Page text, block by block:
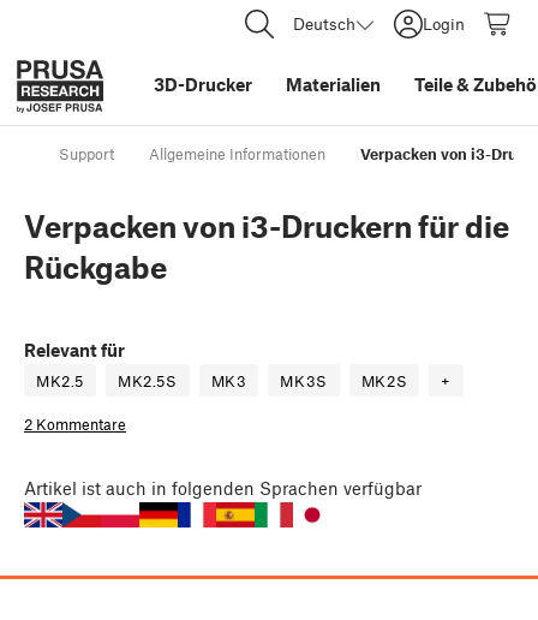
Deutsch Login
3D-Drucker Materialien Teile&
Support Allgemeine Informationen Verpacken von i3-
Verpacken von i3-Druckern für die
Rückgabe
Relevant für
MK2.5 MK2.5S MK3 MK3S MK2S +
2 Kommentare
Artikel ist auch in folgenden Sprachen verfügbar